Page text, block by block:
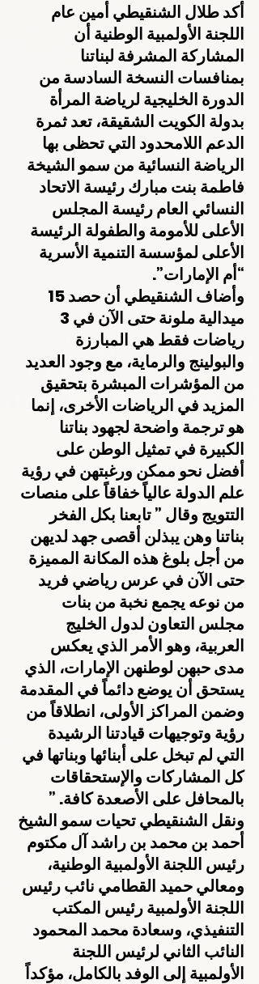
أكد طلال الشنقيطي أمين عام
اللجنة الأولمبية الوطنية أن
المشاركة المشرفة لبناتنا
بمنافسات النسخة السادسة من
الدورة الخليجية لرياضة المرأة
بدولة الكويت الشقيقة، تعد ثمرة
الدعم اللامحدود التي تحظى بها
الرياضة النسائية من سمو الشيخة
فاطمة بنت مبارك رئيسة الاتحاد
النسائي العام رئيسة المجلس
الأعلى للأمومة والطفولة الرئيسة
الأعلى لمؤسسة التنمية الأسرية
“أم الإمارات”.
رياضات فقط هي المبارزة
والبولينج والرماية، مع وجود العديد
من المؤشرات المبشرة بتحقيق
المزيد في الرياضات الأخرى، إنما
هو ترجمة واضحة لجهود بناتنا
الكبيرة في تمثيل الوطن على
أفضل نحو ممكن ورغبتهن في رؤية
علم الدولة عالياً خفاقاً على منصات
التتويج وقال ” تابعنا بكل الفخر
بناتنا وهن يبذلن أقصى جهد لديهن
من أجل بلوغ هذه المكانة المميزة
حتى الآن في عرس رياضي فريد
من نوعه يجمع نخبة من بنات
مجلس التعاون لدول الخليج
العربية، وهو الأمر الذي يعكس
مدى حبهن لوطنهن الإمارات، الذي
يستحق أن يوضع دائماً في المقدمة
وضمن المراكز الأولى، انطلاقاً من
رؤية وتوجيهات قيادتنا الرشيدة
التي لم تبخل على أبنائها وبناتها في
كل المشاركات والإستحقاقات
بالمحافل على الأصعدة كافة. ”
ونقل الشنقيطي تحيات سمو الشيخ
أحمد بن محمد بن راشد آل مكتوم
رئيس اللجنة الأولمبية الوطنية،
ومعالي حميد القطامي نائب رئيس
اللجنة الأولمبية رئيس المكتب
التنفيذي، وسعادة محمد المحمود
النائب الثاني لرئيس اللجنة
الأولمبية إلى الوفد بالكامل، مؤكداً